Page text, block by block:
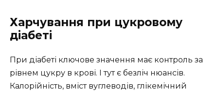
Харчування при цукровому
діабеті
При діабеті ключове значення має контроль за
рівнем цукру в крові. І тут є безліч нюансів.
Калорійність, вміст вуглеводів, глікемічний